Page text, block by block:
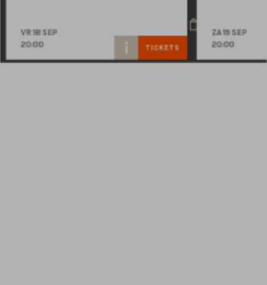
VR 18 SEP
20:00
TICKETS
ZA 19 SEP
20:00